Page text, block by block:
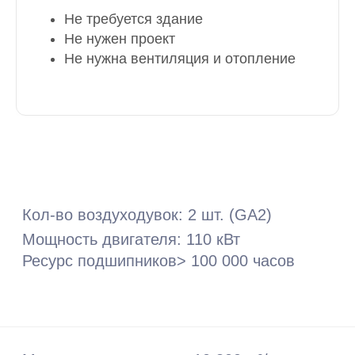
Не требуется здание
Не нужен проект
Не нужна вентиляция и отопление
Диапазон регулирования: 40–100%
Требуемые параметры
Снижение затрат на систему аэрации: